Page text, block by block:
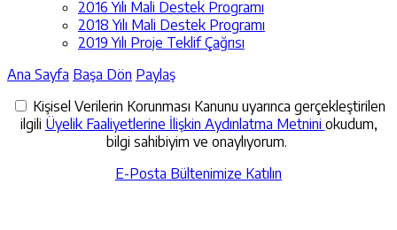
2016 Yılı Mali Destek Programı
2018 Yılı Mali Destek Programı
2019 Yılı Proje Teklif Çağrısı
Ana Sayfa Başa Dön Paylaş
Kişisel Verilerin Korunması Kanunu uyarınca gerçekleştirilen
ilgili Üyelik Faaliyetlerine İlişkin Aydınlatma Metnini okudum,
bilgi sahibiyim ve onaylıyorum.
E-Posta Bültenimize Katılın